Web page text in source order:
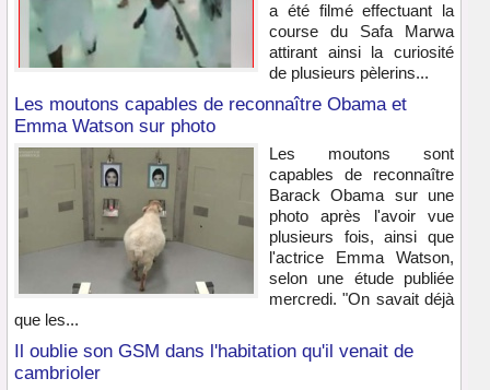
a été filmé effectuant la
course du Safa Marwa
attirant ainsi la curiosité
de plusieurs pèlerins...
Les moutons capables de reconnaître Obama et
Emma Watson sur photo
Les moutons sont
capables de reconnaître
Barack Obama sur une
photo après l'avoir vue
plusieurs fois, ainsi que
l'actrice Emma Watson,
selon une étude publiée
mercredi. "On savait déjà
que les...
Il oublie son GSM dans l'habitation qu'il venait de
cambrioler